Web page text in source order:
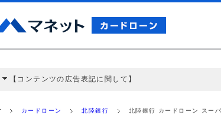
【コンテンツの広告表記に関して】
ミ収集などに基づき、公平性を担保した情報提供を行ってい
カードローン 北陸銀行 北陸銀行 カードローン スー